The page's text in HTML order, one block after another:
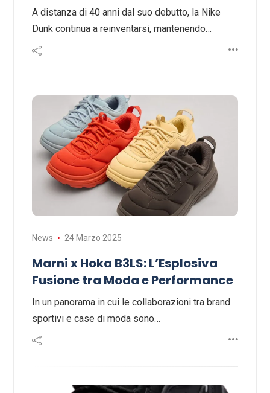
A distanza di 40 anni dal suo debutto, la Nike
Dunk continua a reinventarsi, mantenendo…
News 24 Marzo 2025
Marni x Hoka B3LS: L’Esplosiva
Fusione tra Moda e Performance
In un panorama in cui le collaborazioni tra brand
sportivi e case di moda sono…